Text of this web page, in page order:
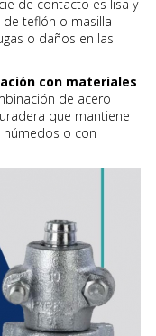
de contacto es lisa y
teflón o masilla
o daños en las
con materiales
de acero
que mantiene
o con